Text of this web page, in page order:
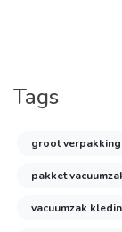
Tags
groot verpakking
pakket
vacuumzak